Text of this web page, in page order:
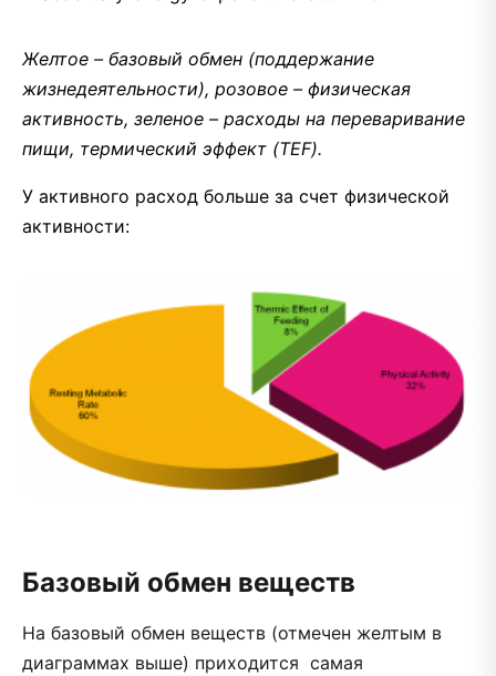
Желтое – базовый обмен (поддержание
жизнедеятельности), розовое – физическая
активность, зеленое – расходы на переваривание
пищи, термический эффект (TEF).
У активного расход больше за счет физической
активности:
Базовый обмен веществ
На базовый обмен веществ (отмечен желтым в
диаграммах выше) приходится самая